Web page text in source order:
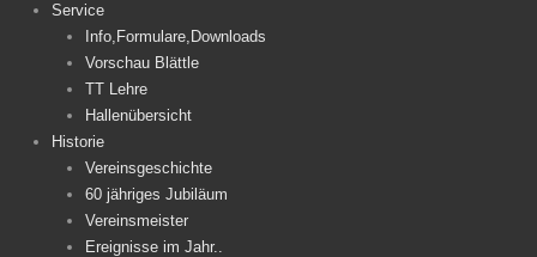
Service
Info,Formulare,Downloads
Vorschau Blättle
TT Lehre
Hallenübersicht
Historie
Vereinsgeschichte
60 jähriges Jubiläum
Vereinsmeister
Ereignisse im Jahr..